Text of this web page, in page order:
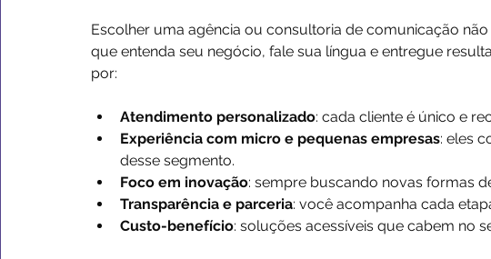
Escolher uma agência ou consultoria de comunicação
que entenda seu negócio, fale sua língua e entregue
por:
Atendimento personalizado: cada cliente é único e
Experiência com micro e pequenas empresas: eles
desse segmento.
Foco em inovação: sempre buscando novas formas
Transparência e parceria: você acompanha cada
Custo-benefício: soluções acessíveis que cabem no